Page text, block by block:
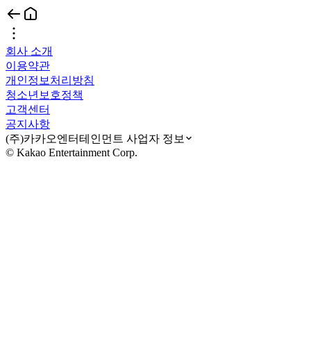
회사 소개
이용약관
개인정보처리방침
청소년보호정책
고객센터
공지사항
(주)카카오엔터테인먼트 사업자 정보
© Kakao Entertainment Corp.